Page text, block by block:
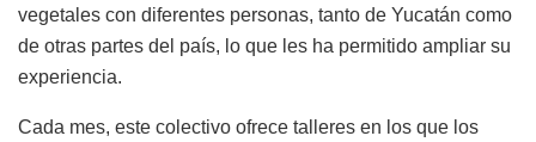
vegetales con diferentes personas, tanto de Yucatán como
de otras partes del país, lo que les ha permitido ampliar su
experiencia.
Cada mes, este colectivo ofrece talleres en los que los